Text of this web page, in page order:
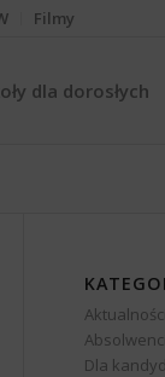
Filmy
dla dorosłych
Aktualności
Absolwenci
Dla